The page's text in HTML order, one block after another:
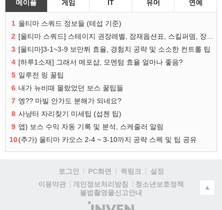
메이플 게임 IT 유머 연예
1 울티마 스쿼드 정보들 (테섭 기준)
2
3 [울티마]3-1~3-9 보만튀 효율, 경험치 공략 및 소소한 컨트롤 팁
4 [하루1소재] 그래서 메포샵, 모멘텀 효율 얼마나 좋음?
5 일루전 링 꿀팁
6 내가 뉴비때 몰랐었던 보스 꿀팁들
7 엥?? 마빌 안가도 분해가 되네요?
8 사냥터 자리찾기 미세팁 (섭첸 팁)
9 앱) 보스 수익 자동 기록 및 분석, 스케줄러 알림
10(추가) 울티마 카오스 2-4 ~ 3-10까지 공략 스펙 및 팁 공유
로그인 PC화면 퀵링크
설정
이용약관
개인정보처리방침
청소년보호정책
불법촬영물신고안내
(주)
▲